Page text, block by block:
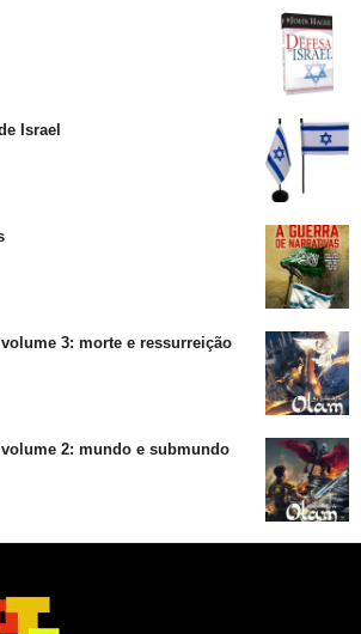
Israel
3: morte e ressurreição
2: mundo e submundo